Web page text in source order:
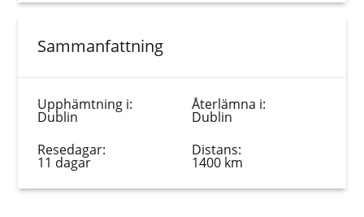
Sammanfattning
Upphämtning i:
Dublin
Återlämna i:
Dublin
Resedagar:
11 dagar
Distans:
1400 km